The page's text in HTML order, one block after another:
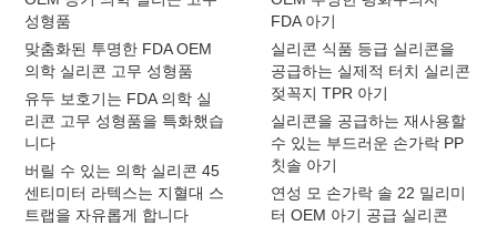
성형품
맞춤화된 투명한 FDA OEM
의학 실리콘 고무 성형품
유두 보호기는 FDA 의학 실
리콘 고무 성형품을 특화했습
니다
버릴 수 있는 의학 실리콘 45
센티미터 라텍스는 지혈대 스
트랩을 자유롭게 합니다
FDA 아기
실리콘 식품 등급 실리콘을
공급하는 실제적 터치 실리콘
젖꼭지 TPR 아기
실리콘을 공급하는 재사용할
수 있는 부드러운 손가락 PP
칫솔 아기
연성 모 손가락 솔 22 밀리미
터 OEM 아기 공급 실리콘